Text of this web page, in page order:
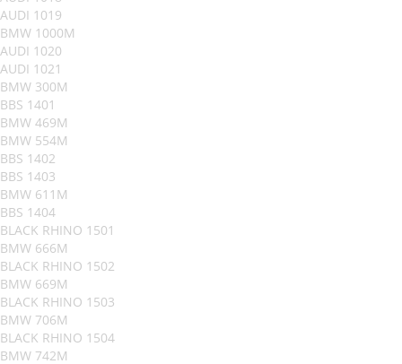
AUDI 1019
BMW 1000M
AUDI 1020
AUDI 1021
BMW 300M
BBS 1401
BMW 469M
BMW 554M
BBS 1402
BBS 1403
BMW 611M
BBS 1404
BLACK RHINO 1501
BMW 666M
BLACK RHINO 1502
BMW 669M
BLACK RHINO 1503
BMW 706M
BLACK RHINO 1504
BMW 742M